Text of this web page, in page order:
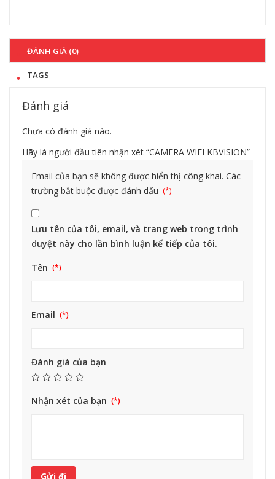
ĐÁNH GIÁ (0)
TAGS
Đánh giá
Chưa có đánh giá nào.
Hãy là người đầu tiên nhận xét “CAMERA WIFI KBVISION”
Email của bạn sẽ không được hiển thị công khai. Các
trường bắt buộc được đánh dấu
Lưu tên của tôi, email, và trang web trong trình
duyệt này cho lần bình luận kế tiếp của tôi.
Tên
Email
Đánh giá của bạn
Nhận xét của bạn